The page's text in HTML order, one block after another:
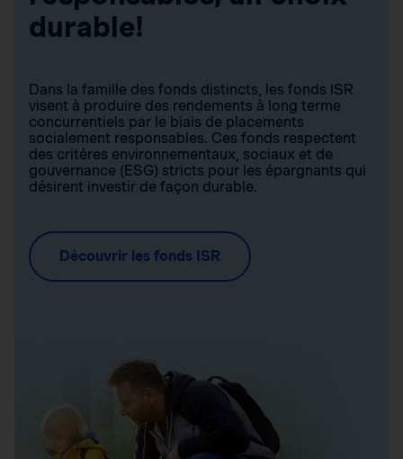
durable!
Dans la famille des fonds distincts, les fonds ISR
visent à produire des rendements à long terme
concurrentiels par le biais de placements
socialement responsables. Ces fonds respectent
des critères environnementaux, sociaux et de
gouvernance (ESG) stricts pour les épargnants qui
désirent investir de façon durable.
Découvrir les fonds ISR